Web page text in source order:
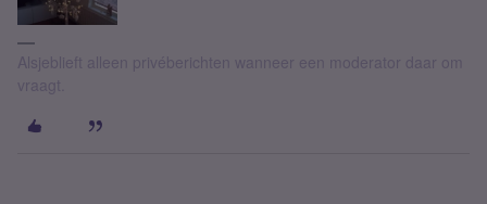
Alsjeblieft alleen privéberichten wanneer een moderator daar om
vraagt.